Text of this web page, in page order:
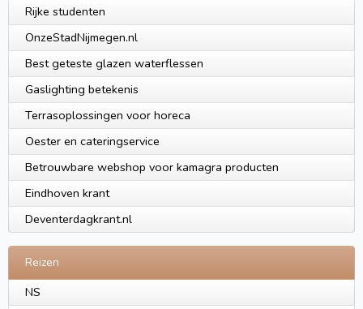
Rijke studenten
OnzeStadNijmegen.nl
Best geteste glazen waterflessen
Gaslighting betekenis
Terrasoplossingen voor horeca
Oester en cateringservice
Betrouwbare webshop voor kamagra producten
Eindhoven krant
Deventerdagkrant.nl
Reizen
NS